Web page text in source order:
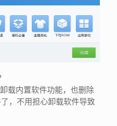
载内置软件功能，也删除
，不用担心卸载软件导致